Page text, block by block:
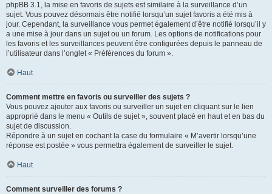
phpBB 3.1, la mise en favoris de sujets est similaire à la surveillance d’un
sujet. Vous pouvez désormais être notifié lorsqu’un sujet favoris a été mis à
jour. Cependant, la surveillance vous permet également d’être notifié lorsqu’il y
a une mise à jour dans un sujet ou un forum. Les options de notifications pour
les favoris et les surveillances peuvent être configurées depuis le panneau de
l’utilisateur dans l’onglet « Préférences du forum ».
Haut
Comment mettre en favoris ou surveiller des sujets ?
Vous pouvez ajouter aux favoris ou surveiller un sujet en cliquant sur le lien
approprié dans le menu « Outils de sujet », souvent placé en haut et en bas du
sujet de discussion.
Répondre à un sujet en cochant la case du formulaire « M’avertir lorsqu’une
réponse est postée » vous permettra également de surveiller le sujet.
Haut
Comment surveiller des forums ?